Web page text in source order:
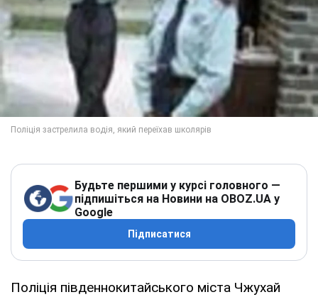
Будьте першими у курсі головного —
підпишіться на Новини на OBOZ.UA у
Google
Підписатися
Поліція південнокитайського міста Чжухай